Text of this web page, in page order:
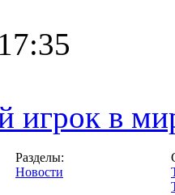
игрок в
Разделы:
Новости